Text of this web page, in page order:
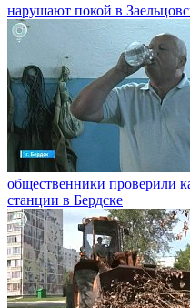
нарушают покой в
общественники проверили
станции в Бердске